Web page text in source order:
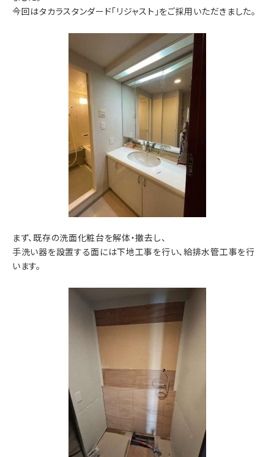
今回はタカラスタンダード「リジャスト」をご採用いただきました。
まず、既存の洗面化粧台を解体・撤去し、
手洗い器を設置する面には下地工事を行い、給排水管工事を行
います。